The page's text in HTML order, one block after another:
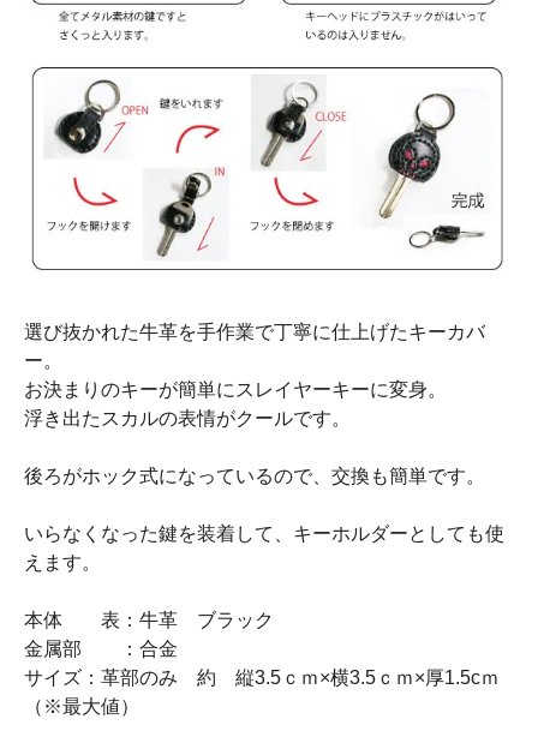
選び抜かれた牛革を手作業で丁寧に仕上げたキーカバ
ー。
お決まりのキーが簡単にスレイヤーキーに変身。
浮き出たスカルの表情がクールです。
後ろがホック式になっているので、交換も簡単です。
いらなくなった鍵を装着して、キーホルダーとしても使
えます。
本体 表：牛革 ブラック
金属部 ：合金
サイズ：革部のみ 約 縦3.5ｃｍ×横3.5ｃｍ×厚1.5cｍ
（※最大値）